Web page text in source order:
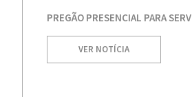
PREGÃO PRESENCIAL PARA
VER NOTÍCIA